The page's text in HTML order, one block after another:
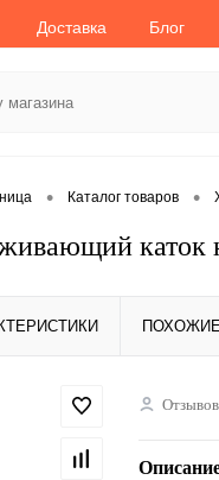
Доставка Блог
• Каталог товаров •
каток